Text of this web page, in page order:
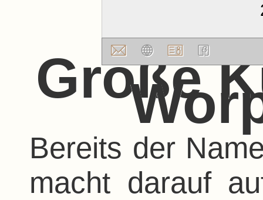
Große
Bereits der
macht darauf